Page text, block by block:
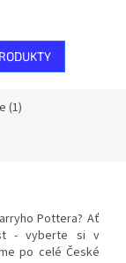
(1)
Pottera? Ať
- vyberte si v
po celé České